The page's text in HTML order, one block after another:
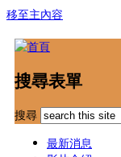
移至主內容
搜尋表單
搜尋
最新消息